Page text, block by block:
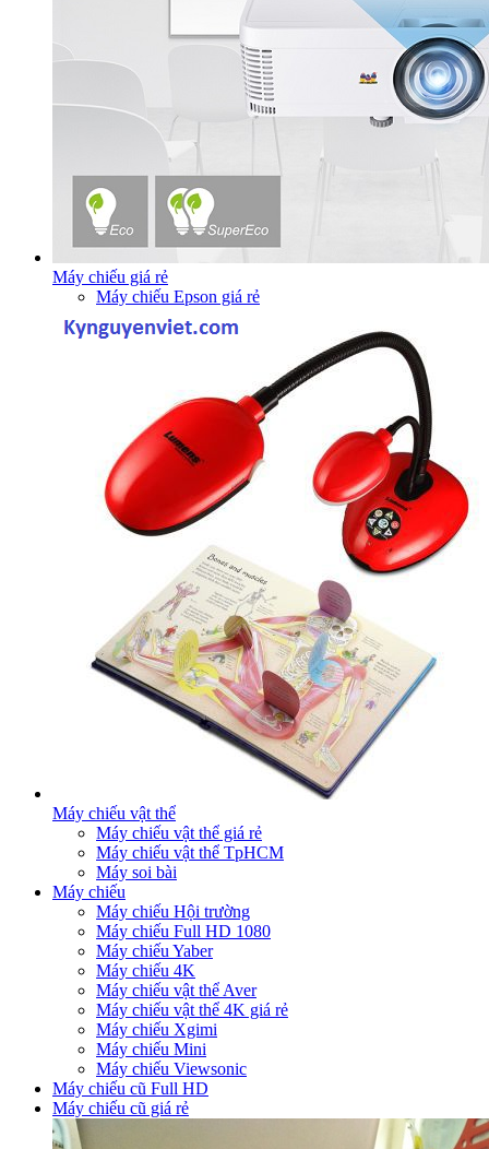
Máy chiếu giá rẻ
Máy chiếu Epson giá rẻ
Máy chiếu vật thể
Máy chiếu vật thể giá rẻ
Máy chiếu vật thể TpHCM
Máy soi bài
Máy chiếu
Máy chiếu Hội trường
Máy chiếu Full HD 1080
Máy chiếu Yaber
Máy chiếu 4K
Máy chiếu vật thể Aver
Máy chiếu vật thể 4K giá rẻ
Máy chiếu Xgimi
Máy chiếu Mini
Máy chiếu Viewsonic
Máy chiếu cũ Full HD
Máy chiếu cũ giá rẻ